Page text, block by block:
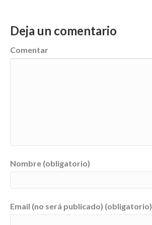
Deja un comentario
Comentar
Nombre (obligatorio)
Email (no será publicado) (obligatorio)